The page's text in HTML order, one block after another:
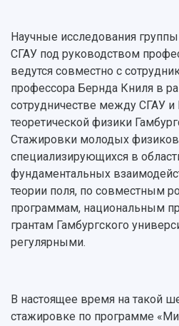
Научные исследования
СГАУ под руководством
ведутся совместно с
профессора Бернда Книля в
сотрудничестве между СГАУ и
теоретической физики
Стажировки молодых
специализирующихся в
фундаментальных
теории поля, по совместным
программам, национальным
грантам Гамбургского
регулярными.
В настоящее время на такой
стажировке по программе